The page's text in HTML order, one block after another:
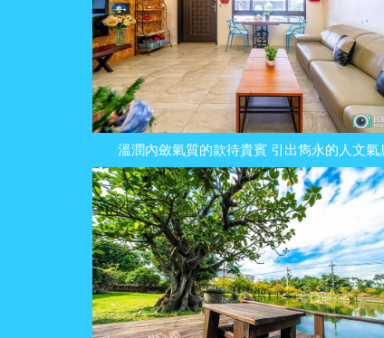
溫潤內斂氣質的款待貴賓 引出雋永的人文氣